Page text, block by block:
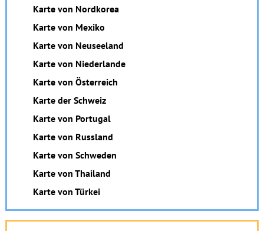
Karte von Nordkorea
Karte von Mexiko
Karte von Neuseeland
Karte von Niederlande
Karte von Österreich
Karte der Schweiz
Karte von Portugal
Karte von Russland
Karte von Schweden
Karte von Thailand
Karte von Türkei